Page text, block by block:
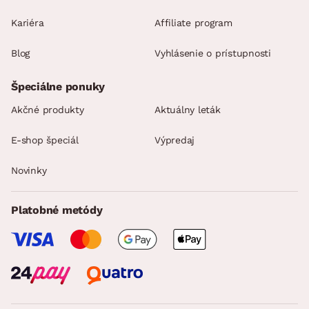
Kariéra
Blog
Affiliate program
Vyhlásenie o prístupnosti
Špeciálne ponuky
Akčné produkty Aktuálny leták
E-shop špeciál Výpredaj
Novinky
Platobné metódy